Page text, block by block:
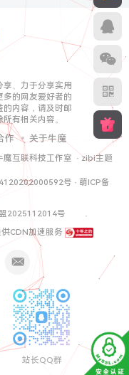
、力于分享实用
多的网友爱好者的
的内容，请及时邮
有相关内容。
作 关于牛魔
魔互联科技工作室 · zibi主题
号 · 萌ICP备
2025112014号
供CDN加速服务
站长QQ群